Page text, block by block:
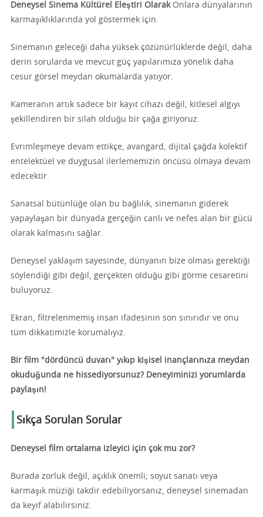
Deneysel Sinema Kültürel Eleştiri OlarakOnlara dünyalarının
karmaşıklıklarında yol göstermek için.
Sinemanın geleceği daha yüksek çözünürlüklerde değil, daha
derin sorularda ve mevcut güç yapılarımıza yönelik daha
cesur görsel meydan okumalarda yatıyor.
Kameranın artık sadece bir kayıt cihazı değil, kitlesel algıyı
şekillendiren bir silah olduğu bir çağa giriyoruz.
Evrimleşmeye devam ettikçe, avangard, dijital çağda kolektif
entelektüel ve duygusal ilerlememizin öncüsü olmaya devam
edecektir.
Sanatsal bütünlüğe olan bu bağlılık, sinemanın giderek
yapaylaşan bir dünyada gerçeğin canlı ve nefes alan bir gücü
olarak kalmasını sağlar.
Deneysel yaklaşım sayesinde, dünyanın bize olması gerektiği
söylendiği gibi değil, gerçekten olduğu gibi görme cesaretini
buluyoruz.
Ekran, filtrelenmemiş insan ifadesinin son sınırıdır ve onu
tüm dikkatimizle korumalıyız.
Bir film "dördüncü duvarı" yıkıp kişisel inançlarınıza meydan
okuduğunda ne hissediyorsunuz? Deneyiminizi yorumlarda
paylaşın!
Sıkça Sorulan Sorular
Deneysel film ortalama izleyici için çok mu zor?
Burada zorluk değil, açıklık önemli; soyut sanatı veya
karmaşık müziği takdir edebiliyorsanız, deneysel sinemadan
da keyif alabilirsiniz.